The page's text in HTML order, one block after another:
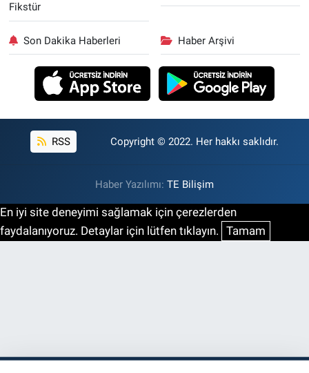
Fikstür
Son Dakika Haberleri Haber Arşivi
RSS Copyright © 2022. Her hakkı saklıdır.
Haber Yazılımı: TE Bilişim
En iyi site deneyimi sağlamak için çerezlerden
faydalanıyoruz. Detaylar için lütfen tıklayın. Tamam